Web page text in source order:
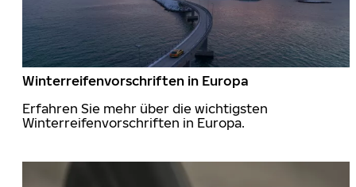
Winterreifenvorschriften in Europa
Erfahren Sie mehr über die wichtigsten
Winterreifenvorschriften in Europa.